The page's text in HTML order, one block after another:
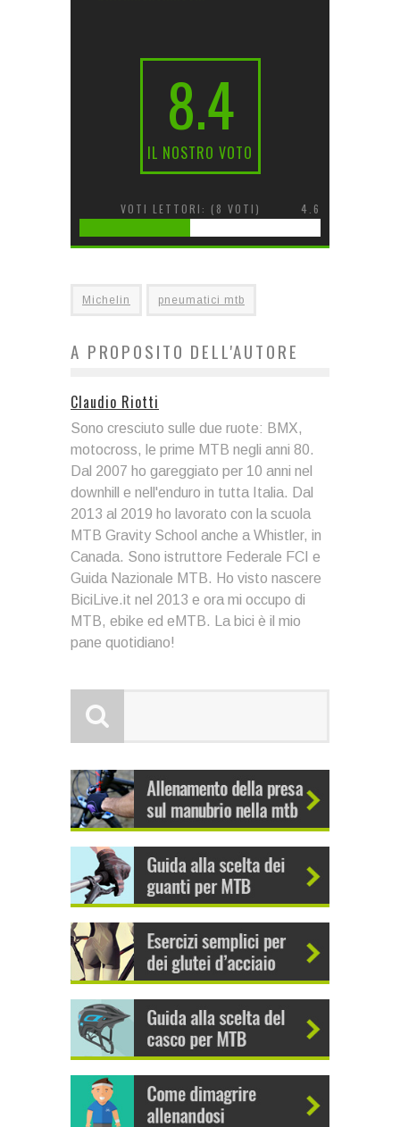
8.4
IL NOSTRO VOTO
VOTI LETTORI: ( 8 VOTI) 4.6
Michelin pneumatici mtb
A PROPOSITO DELL'AUTORE
Claudio Riotti
Sono cresciuto sulle due ruote: BMX,
motocross, le prime MTB negli anni 80.
Dal 2007 ho gareggiato per 10 anni nel
downhill e nell'enduro in tutta Italia. Dal
2013 al 2019 ho lavorato con la scuola
MTB Gravity School anche a Whistler, in
Canada. Sono istruttore Federale FCI e
Guida Nazionale MTB. Ho visto nascere
BiciLive.it nel 2013 e ora mi occupo di
MTB, ebike ed eMTB. La bici è il mio
pane quotidiano!